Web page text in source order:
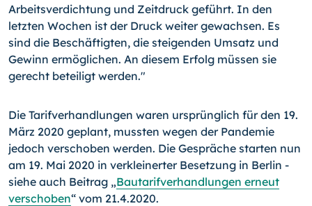
Arbeitsverdichtung und Zeitdruck geführt. In den
letzten Wochen ist der Druck weiter gewachsen. Es
sind die Beschäftigten, die steigenden Umsatz und
Gewinn ermöglichen. An diesem Erfolg müssen sie
gerecht beteiligt werden."
Die Tarifverhandlungen waren ursprünglich für den 19.
März 2020 geplant, mussten wegen der Pandemie
jedoch verschoben werden. Die Gespräche starten nun
am 19. Mai 2020 in verkleinerter Besetzung in Berlin -
siehe auch Beitrag „Bautarifverhandlungen erneut
verschoben“ vom 21.4.2020.